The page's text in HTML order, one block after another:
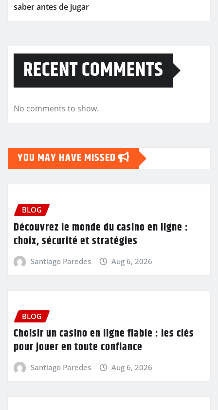
saber antes de jugar
RECENT COMMENTS
No comments to show.
YOU MAY HAVE MISSED
BLOG
Découvrez le monde du casino en ligne :
choix, sécurité et stratégies
Santiago Paredes Aug 6, 2026
BLOG
Choisir un casino en ligne fiable : les clés
pour jouer en toute confiance
Santiago Paredes Aug 6, 2026